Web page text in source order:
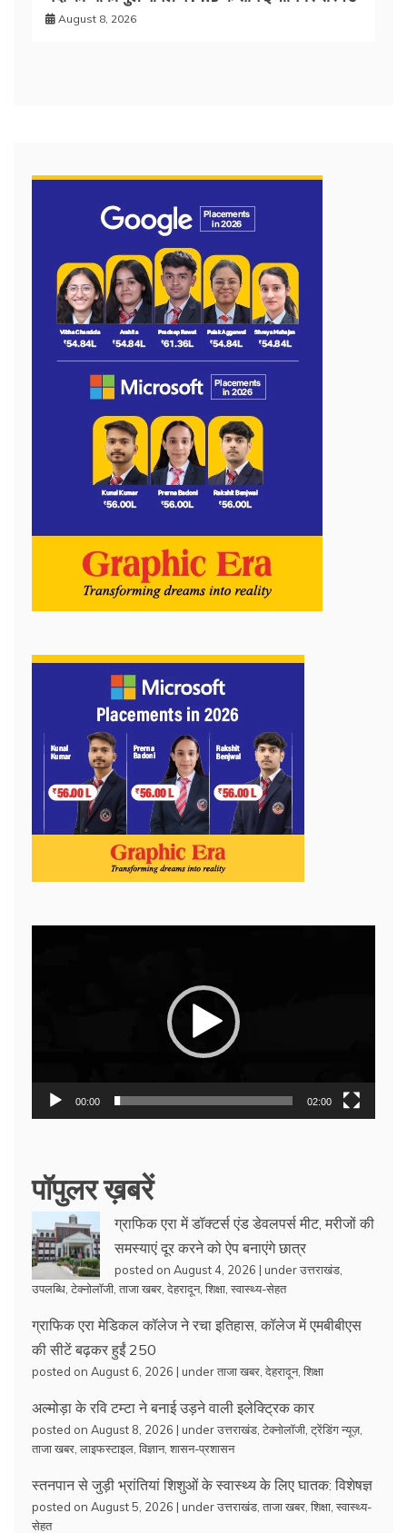
August 8, 2026
00:00 02:00
पॉपुलर ख़बरें
ग्राफिक एरा में डॉक्टर्स एंड डेवलपर्स मीट, मरीजों की
समस्याएं दूर करने को ऐप बनाएंगे छात्र
posted on August 4, 2026 | underउत्तराखंड
उपलब्धि टेक्नोलॉजी ताजा खबर देहरादून, शिक्षा स्वास्थ्य-सेहत
ग्राफिक एरा मेडिकल कॉलेज ने रचा इतिहास, कॉलेज में एमबीबीएस
की सीटें बढ़कर हुईं 250
posted on August 6, 2026 | underताजा खबर देहरादून, शिक्षा
अल्मोड़ा के रवि टम्टा ने बनाई उड़ने वाली इलेक्ट्रिक कार
posted on August 8, 2026 | underउत्तराखंड टेक्नोलॉजी ट्रेंडिंग न्यूज़,
ताजा खबर लाइफस्टाइल विज्ञान, शासन-प्रशासन
स्तनपान से जुड़ी भ्रांतियां शिशुओं के स्वास्थ्य के लिए घातक: विशेषज्ञ
posted on August 5, 2026 | underउत्तराखंड ताजा खबर शिक्षा स्वास्थ्य-
सेहत